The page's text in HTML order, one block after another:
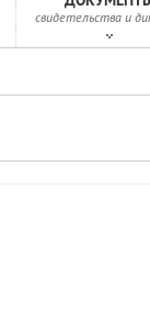
свидетельства и